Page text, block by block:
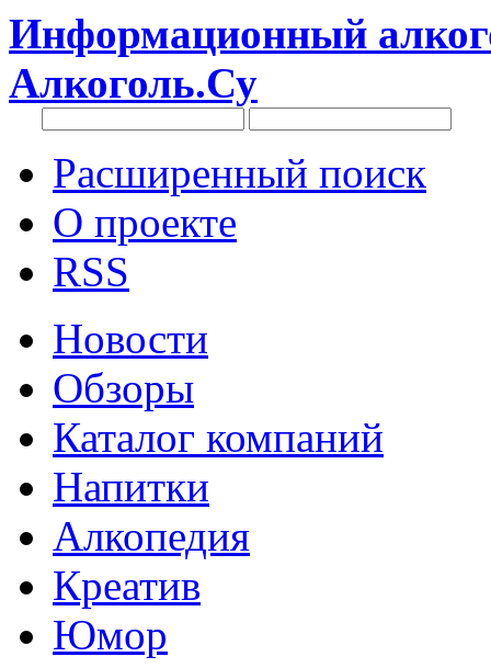
Информационный
Алкоголь.Су
Расширенный поиск
О проекте
RSS
Новости
Обзоры
Каталог компаний
Напитки
Алкопедия
Креатив
Юмор